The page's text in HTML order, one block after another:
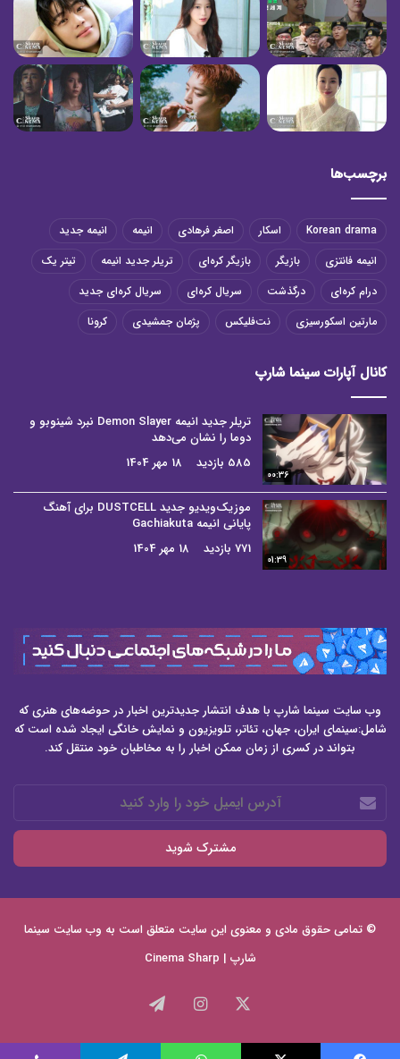
برچسب‌ها
Korean drama اسکار اصغر فرهادی انیمه
انیمه جدید
انیمه فانتزی
بازیگر بازیگر کره‌ای تریلر جدید انیمه
تیتر یک
درام کره‌ای
درگذشت سریال کره‌ای
سریال کره‌ای جدید
مارتین اسکورسیزی
نت‌فلیکس پژمان جمشیدی کرونا
کانال آپارات سینما شارپ
00:36
تریلر جدید انیمه Demon Slayer نبرد شینوبو و
دوما را نشان می‌دهد
585 بازدید
18 مهر 1404
01:39
موزیک‌ویدیو جدید DUSTCELL برای آهنگ
پایانی انیمه Gachiakuta
771 بازدید
18 مهر 1404
وب سایت سینما شارپ با هدف انتشار جدیدترین اخبار در حوضه‌های هنری که
شامل:سینمای ایران، جهان، تئاتر، تلویزیون و نمایش خانگی ایجاد شده است که
بتواند در کسری از زمان ممکن اخبار را به مخاطبان خود منتقل کند.
آدرس
ایمیل
خود
وارد
© تمامی حقوق مادی و معنوی این سایت متعلق است به وب سایت سینما
شارپ | Cinema Sharp
اینستاگرام